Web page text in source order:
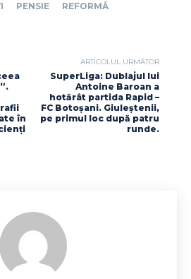
PENSIE
REFORMĂ
în
ARTICOLUL URMĂTOR
SuperLiga: Dublajul lui
Antoine Baroan a
hotărât partida Rapid –
FC Botoșani. Giuleștenii,
pe primul loc după patru
runde.